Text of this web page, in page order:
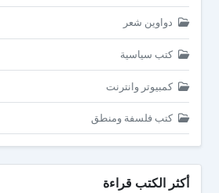
دواوين شعر
كتب سياسية
كمبيوتر وانترنت
كتب فلسفة ومنطق
أكثر الكتب قراءة